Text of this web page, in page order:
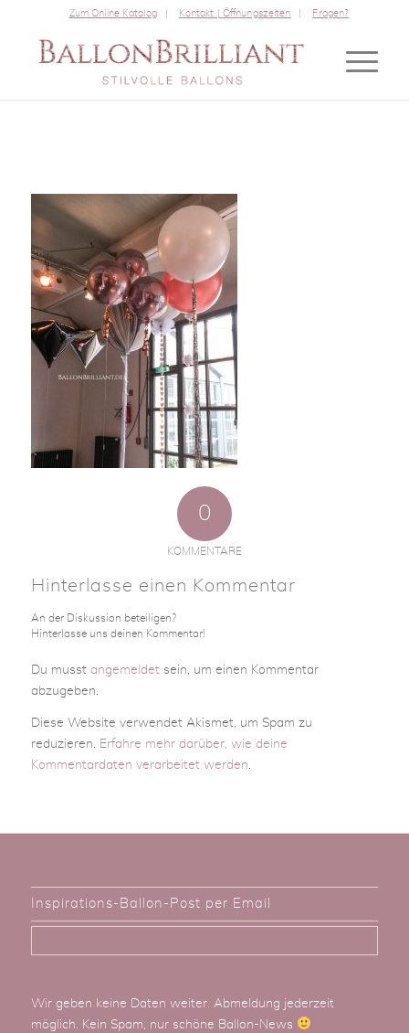
Zum Online Katalog Kontakt | Öffnungszeiten Fragen?
0
KOMMENTARE
Hinterlasse einen Kommentar
An der Diskussion beteiligen?
Hinterlasse uns deinen Kommentar!
Du musst angemeldetsein, um einen Kommentar
abzugeben.
Diese Website verwendet Akismet, um Spam zu
reduzieren.
Erfahre mehr darüber, wie deine
Kommentardaten verarbeitet werden
Inspirations-Ballon-Post per Email
Wir geben keine Daten weiter. Abmeldung jederzeit
möglich. Kein Spam, nur schöne Ballon-News